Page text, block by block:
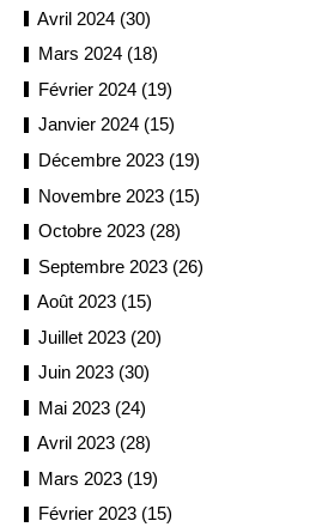
Avril 2024 (30)
Mars 2024 (18)
Février 2024 (19)
Janvier 2024 (15)
Décembre 2023 (19)
Novembre 2023 (15)
Octobre 2023 (28)
Septembre 2023 (26)
Août 2023 (15)
Juillet 2023 (20)
Juin 2023 (30)
Mai 2023 (24)
Avril 2023 (28)
Mars 2023 (19)
Février 2023 (15)